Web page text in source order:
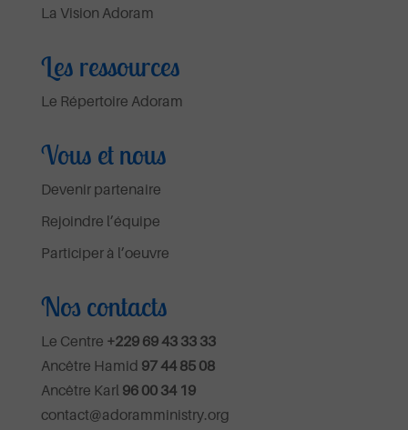
La Vision Adoram
Les ressources
Le Répertoire Adoram
Vous et nous
Devenir partenaire
Rejoindre l’équipe
Participer à l’oeuvre
Nos contacts
Le Centre +229 69 43 33 33
Ancêtre Hamid 97 44 85 08
Ancêtre Karl 96 00 34 19
contact@adoramministry.org